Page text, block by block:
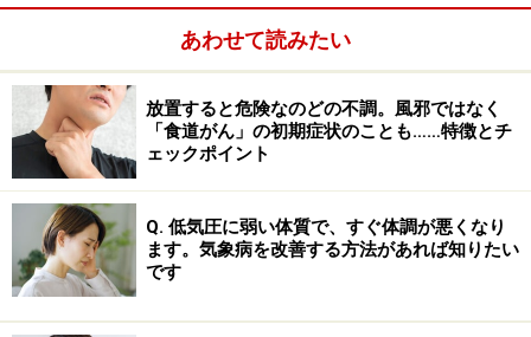
あわせて読みたい
放置すると危険なのどの不調。風邪ではなく
「食道がん」の初期症状のことも……特徴とチ
ェックポイント
Q. 低気圧に弱い体質で、すぐ体調が悪くなり
ます。気象病を改善する方法があれば知りたい
です